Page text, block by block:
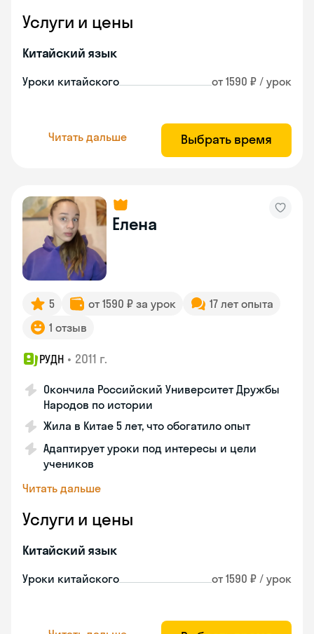
Услуги и цены
Китайский язык
Уроки китайского от 1590 ₽ / урок
Читать дальше Выбрать время
Елена
5 от 1590 ₽ за урок
17 лет опыта
1 отзыв
РУДН • 2011 г.
Окончила Российский Университет Дружбы
Народов по истории
Жила в Китае 5 лет, что обогатило опыт
Адаптирует уроки под интересы и цели
учеников
Читать дальше
Услуги и цены
Китайский язык
Уроки китайского от 1590 ₽ / урок